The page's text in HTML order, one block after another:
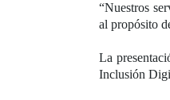
“Nuestros
al propósito
La
Inclusión